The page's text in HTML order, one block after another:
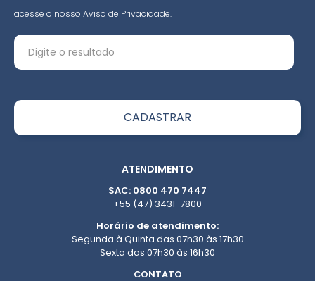
acesse o nosso Aviso de Privacidade.
ATENDIMENTO
SAC: 0800 470 7447
+55 (47) 3431-7800
Horário de atendimento:
Segunda à Quinta das 07h30 às 17h30
Sexta das 07h30 às 16h30
CONTATO